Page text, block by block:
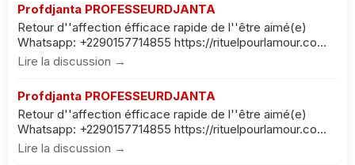
Profdjanta PROFESSEURDJANTA
Retour d''affection éfficace rapide de l''être aimé(e)
Whatsapp: +2290157714855 https://rituelpourlamour.co...
Lire la discussion →
Profdjanta PROFESSEURDJANTA
Retour d''affection éfficace rapide de l''être aimé(e)
Whatsapp: +2290157714855 https://rituelpourlamour.co...
Lire la discussion →